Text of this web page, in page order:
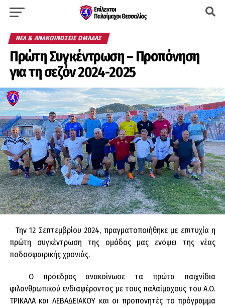
ΝΈΑ & ΑΝΑΚΟΙΝΏΣΕΙΣ ΟΜΆΔΑΣ
Πρώτη Συγκέντρωση – Προπόνηση
για τη σεζόν 2024-2025
Την 12 Σεπτεμβρίου 2024, πραγματοποιήθηκε με επιτυχία η
πρώτη συγκέντρωση της ομάδας μας ενόψει της νέας
ποδοσφαιρικής χρονιάς.
Ο πρόεδρος ανακοίνωσε τα πρώτα παιχνίδια
φιλανθρωπικού ενδιαφέροντος με τους παλαίμαχους του Α.Ο.
ΤΡΙΚΑΛΑ και ΛΕΒΑΔΕΙΑΚΟΥ και οι προπονητές το πρόγραμμα